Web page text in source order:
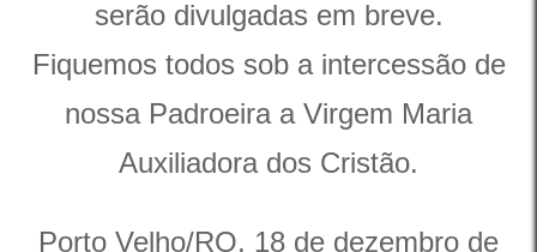
serão divulgadas em breve.
Fiquemos todos sob a intercessão de
nossa Padroeira a Virgem Maria
Auxiliadora dos Cristão.
Porto Velho/RO, 18 de dezembro de